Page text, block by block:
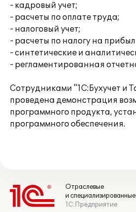
- кадровый учет;
- расчеты по оплате труда;
- налоговый учет;
- расчеты по налогу на
- синтетические и
- регламентированная
Сотрудниками "1С:Бухучет и
проведена демонстрация
программного продукта,
программного обеспечения.
Отраслевые
и
1С:Предприятие